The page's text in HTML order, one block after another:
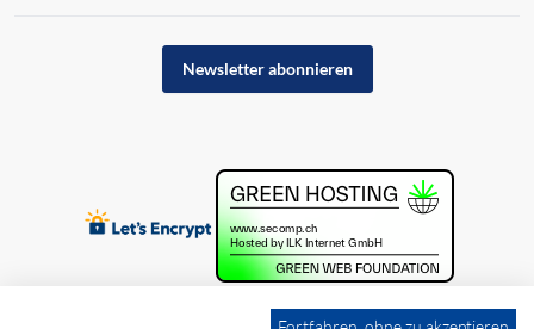
Newsletter abonnieren